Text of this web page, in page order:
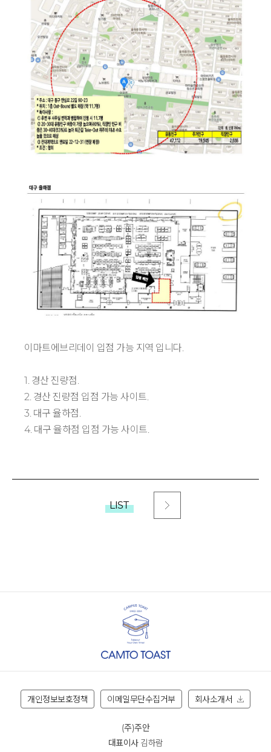
이마트에브리데이 입점 가능 지역 입니다.
1. 경산 진량점.
2. 경산 진량점 입점 가능 사이트.
3. 대구 율하점.
4. 대구 율하점 입점 가능 사이트.
LIST
개인정보보호정책 이메일무단수집거부 회사소개서
(주)주안
대표이사 김하람